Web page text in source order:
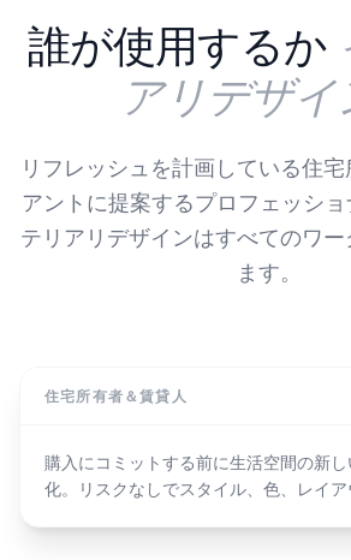
誰が使用するか
アリデザイ
リフレッシュを計画している住
アントに提案するプロフェッシ
テリアリデザインはすべてのワ
ます。
住宅所有者＆賃貸人
購入にコミットする前に生活空間の新
化。リスクなしでスタイル、色、レイア